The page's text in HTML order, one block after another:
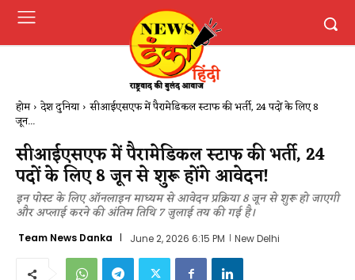
होम देश दुनिया सीआईएसएफ में पैरामेडिकल स्टाफ की भर्ती, 24 पदों के लिए 8
जून...
सीआईएसएफ में पैरामेडिकल स्टाफ की भर्ती, 24
पदों के लिए 8 जून से शुरू होंगे आवेदन!
इन पोस्ट के लिए ऑनलाइन माध्यम से आवेदन प्रक्रिया 8 जून से शुरू हो जाएगी
और अप्लाई करने की अंतिम तिथि 7 जुलाई तय की गई है।
Team News Danka June 2, 2026 6:15 PM New Delhi